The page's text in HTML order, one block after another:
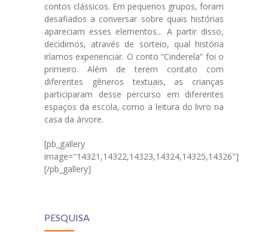
contos clássicos. Em pequenos grupos, foram
desafiados a conversar sobre quais histórias
apareciam esses elementos... A partir disso,
decidimos, através de sorteio, qual história
iríamos experienciar. O conto “Cinderela” foi o
primeiro. Além de terem contato com
diferentes gêneros textuais, as crianças
participaram desse percurso em diferentes
espaços da escola, como a leitura do livro na
casa da árvore.
[pb_gallery
image="14321,14322,14323,14324,14325,14326"]
[/pb_gallery]
PESQUISA